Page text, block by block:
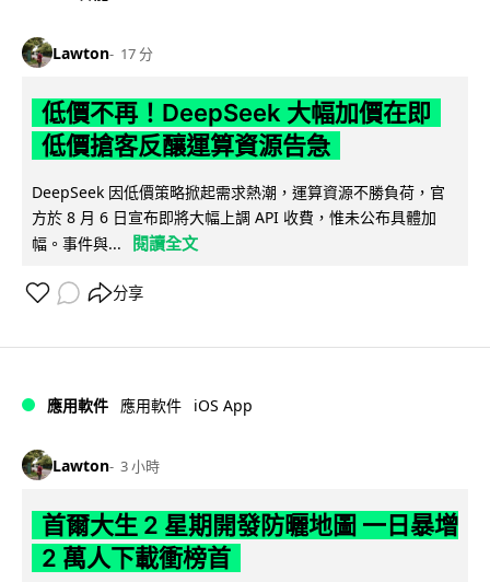
Lawton 17 分
低價不再！DeepSeek 大幅加價在即
低價搶客反釀運算資源告急
DeepSeek 因低價策略掀起需求熱潮，運算資源不勝負荷，官
方於 8 月 6 日宣布即將大幅上調 API 收費，惟未公布具體加
幅。事件與...
閱讀全文
分享
應用軟件 應用軟件 iOS App
Lawton 3 小時
首爾大生 2 星期開發防曬地圖 一日暴增
2 萬人下載衝榜首